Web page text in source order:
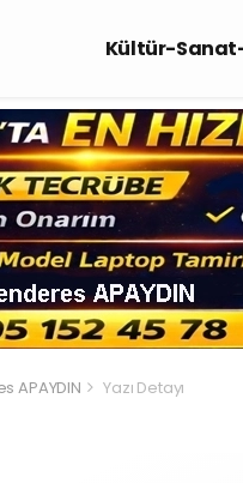
Kültür-
APAYDIN Yazı Detayı